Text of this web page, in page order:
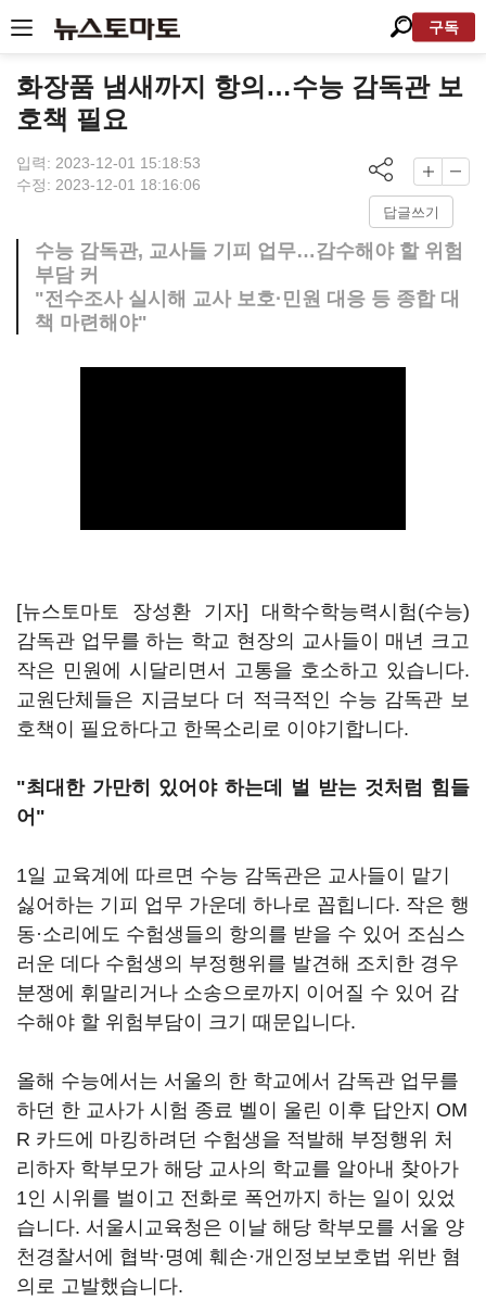
구독
화장품 냄새까지 항의…수능 감독관 보
호책 필요
입력: 2023-12-01 15:18:53
수정: 2023-12-01 18:16:06
답글쓰기
수능 감독관, 교사들 기피 업무…감수해야 할 위험
부담 커
"전수조사 실시해 교사 보호·민원 대응 등 종합 대
책 마련해야"
[뉴스토마토 장성환 기자] 대학수학능력시험(수능)
감독관 업무를 하는 학교 현장의 교사들이 매년 크고
작은 민원에 시달리면서 고통을 호소하고 있습니다.
교원단체들은 지금보다 더 적극적인 수능 감독관 보
호책이 필요하다고 한목소리로 이야기합니다.
"최대한 가만히 있어야 하는데 벌 받는 것처럼 힘들
어"
1일 교육계에 따르면 수능 감독관은 교사들이 맡기
싫어하는 기피 업무 가운데 하나로 꼽힙니다. 작은 행
동·소리에도 수험생들의 항의를 받을 수 있어 조심스
러운 데다 수험생의 부정행위를 발견해 조치한 경우
분쟁에 휘말리거나 소송으로까지 이어질 수 있어 감
수해야 할 위험부담이 크기 때문입니다.
올해 수능에서는 서울의 한 학교에서 감독관 업무를
하던 한 교사가 시험 종료 벨이 울린 이후 답안지 OM
R 카드에 마킹하려던 수험생을 적발해 부정행위 처
리하자 학부모가 해당 교사의 학교를 알아내 찾아가
1인 시위를 벌이고 전화로 폭언까지 하는 일이 있었
습니다. 서울시교육청은 이날 해당 학부모를 서울 양
천경찰서에 협박·명예 훼손·개인정보보호법 위반 혐
의로 고발했습니다.